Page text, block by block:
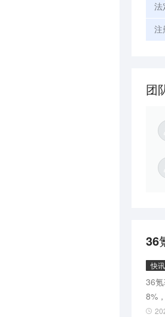
法
注
团
36
快讯
36
8%
月累